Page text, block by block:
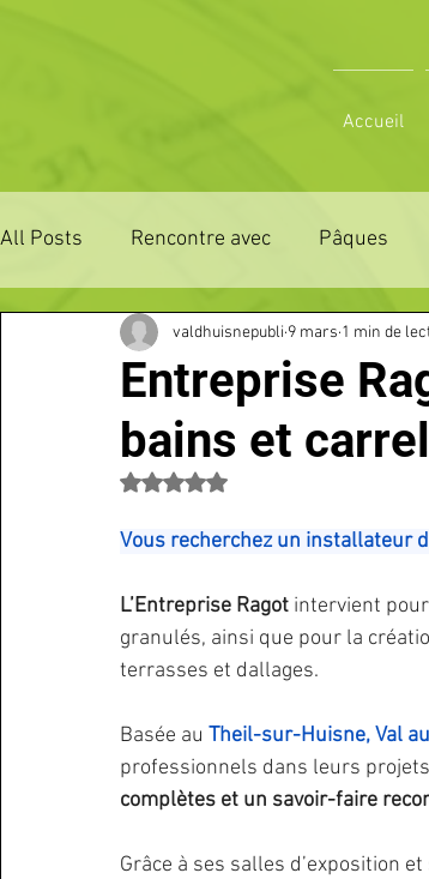
Accueil
All Posts Rencontre avec Pâques
ZONE DE DISTRIBUTION 28 ZONE DE
3 JOURS LA FERTE COMICE AGRICOLE
VOS SORTIES Maison
Entreprise
bains et
valdhuisnepubli 9 mars 1 min de
Noté NaN étoiles sur 5.
Vous recherchez un installateur
L’Entreprise Ragot intervient
granulés, ainsi que pour la
terrasses et dallages.
Basée au Theil-sur-Huisne, Val
professionnels dans leurs
complètes et un savoir-faire
Grâce à ses salles d’exposition